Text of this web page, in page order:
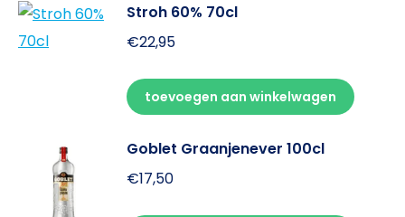
Stroh 60% 70cl
€22,95
toevoegen aan winkelwagen
Goblet Graanjenever 100cl
€17,50